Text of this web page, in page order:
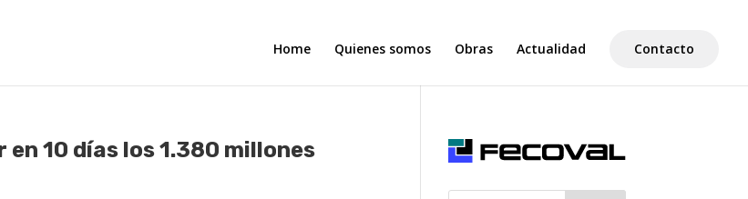
Home Quienes somos Obras Actualidad Contacto
10 días los 1.380 millones